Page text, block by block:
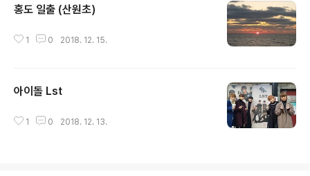
홍도 일출 (산원초)
1 0 2018. 12. 15.
아이돌 Lst
1 0 2018. 12. 13.